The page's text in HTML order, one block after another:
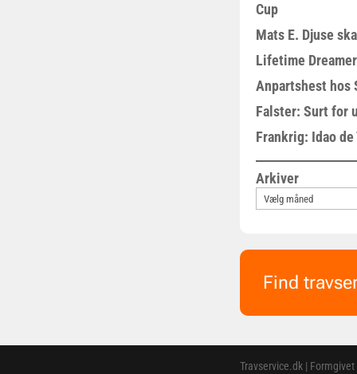
Cup
Mats E. Djuse
Lifetime
Anpartshest hos
Falster: Surt for
Frankrig: Idao
Arkiver
Find
Travservice.dk |